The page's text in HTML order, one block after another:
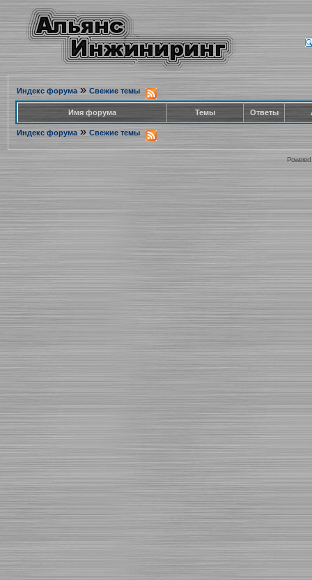
Индекс форума» Свежие темы
Имя форума Темы Ответы
Индекс форума » Свежие темы